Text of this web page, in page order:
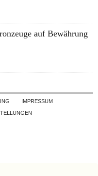
auf Bewährung
to contentIMPRESSUM